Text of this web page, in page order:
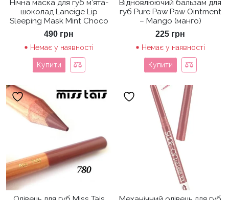
Нічна маска для губ м’ята-
шоколад Laneige Lip
Sleeping Mask Mint Choco
490 грн
Немає у наявності
Купити
Відновлюючий бальзам для
губ Pure Paw Paw Ointment
– Mango (манго)
225 грн
Немає у наявності
Купити